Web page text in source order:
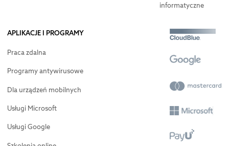
informatyczne
APLIKACJE I PROGRAMY
Praca zdalna
Programy antywirusowe
Dla urządzeń mobilnych
Usługi Microsoft
Usługi Google